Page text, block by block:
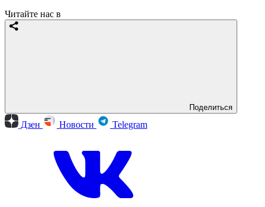
Читайте нас в
Поделиться
Дзен Новости Telegram